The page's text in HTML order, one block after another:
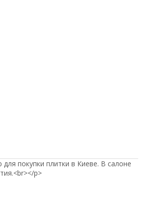
покупки плитки в Киеве. В салоне
p>